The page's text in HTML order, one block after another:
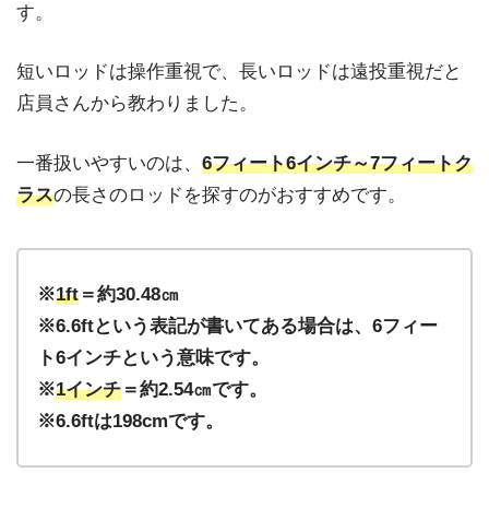
す。
短いロッドは操作重視で、長いロッドは遠投重視だと
店員さんから教わりました。
一番扱いやすいのは、 6フィート6インチ～7フィートク
ラスの長さのロッドを探すのがおすすめです。
※1ft ＝約30.48㎝
※6.6ftという表記が書いてある場合は、6フィー
ト6インチという意味です。
※1インチ ＝約2.54㎝です。
※6.6ftは198cmです。